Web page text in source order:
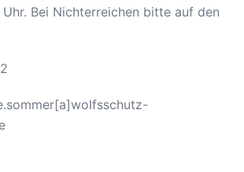
Bei Nichterreichen bitte auf den